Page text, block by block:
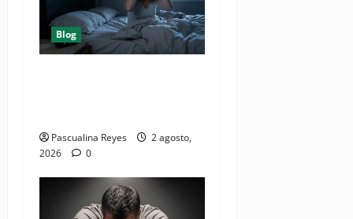
Blog
Pascualina Reyes
2 agosto,
2026
0